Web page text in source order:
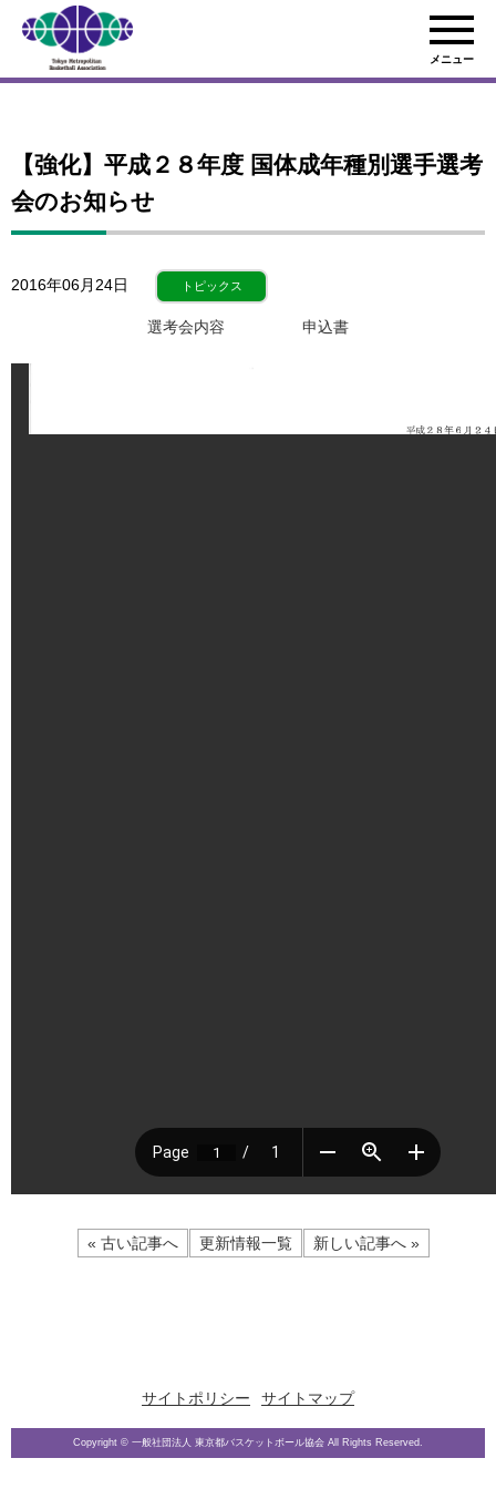
メニュー
【強化】平成２８年度 国体成年種別選手選考
会のお知らせ
2016年06月24日 トピックス
選考会内容 申込書
« 古い記事へ 更新情報一覧 新しい記事へ »
サイトポリシー サイトマップ
Copyright © 一般社団法人 東京都バスケットボール協会 All Rights Reserved.